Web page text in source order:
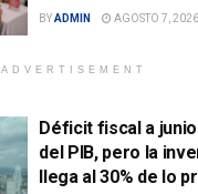
BYADMIN AGOSTO 7, 2026
ADVERTISEMENT
Déficit fiscal a
del PIB, pero la
llega al 30% de lo